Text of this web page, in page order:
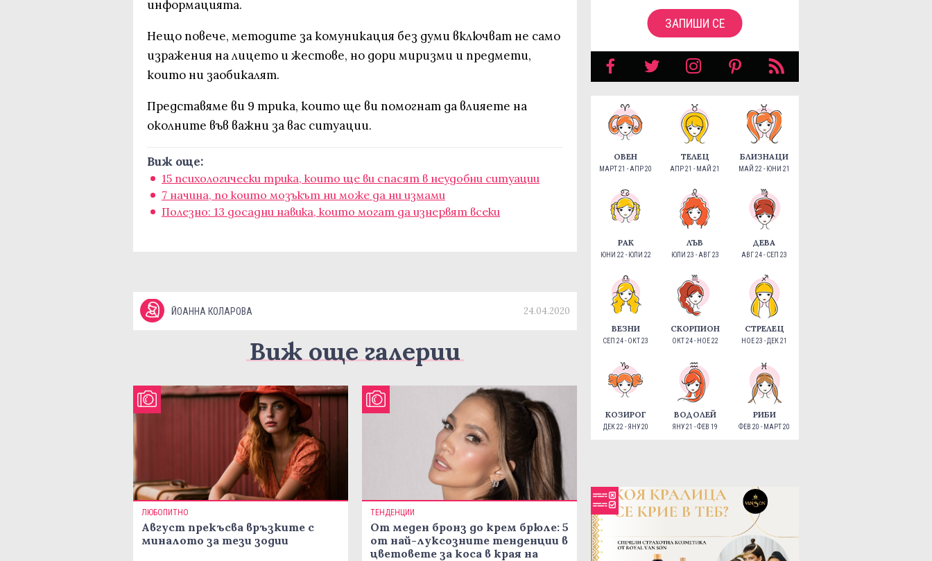
информацията.
Нещо повече, методите за комуникация без думи включват не само
изражения на лицето и жестове, но дори миризми и предмети,
които ни заобикалят.
Представяме ви 9 трика, които ще ви помогнат да влияете на
околните във важни за вас ситуации.
Виж още:
15 психологически трика, които ще ви спасят в неудобни ситуации
7 начина, по които мозъкът ни може да ни измами
Полезно: 13 досадни навика, които могат да изнервят всеки
ЙОАННА КОЛАРОВА 24.04.2020
Виж още галерии
ЛЮБОПИТНО
Август прекъсва връзките с
миналото за тези зодии
ТЕНДЕНЦИИ
От меден бронз до крем брюле: 5
от най-луксозните тенденции в
цветовете за коса в края на
ЗАПИШИ СЕ
ОВЕН
МАРТ 21 - АПР 20
ТЕЛЕЦ
АПР 21 - МАЙ 21
БЛИЗНАЦИ
МАЙ 22 - ЮНИ 21
РАК
ЮНИ 22 - ЮЛИ 22
ЛЪВ
ЮЛИ 23 - АВГ 23
ДЕВА
АВГ 24 - СЕП 23
ВЕЗНИ
СЕП 24 - ОКТ 23
СКОРПИОН
ОКТ 24 - НОЕ 22
СТРЕЛЕЦ
НОЕ 23 - ДЕК 21
КОЗИРОГ
ДЕК 22 - ЯНУ 20
ВОДОЛЕЙ
ЯНУ 21 - ФЕВ 19
РИБИ
ФЕВ 20 - МАРТ 20